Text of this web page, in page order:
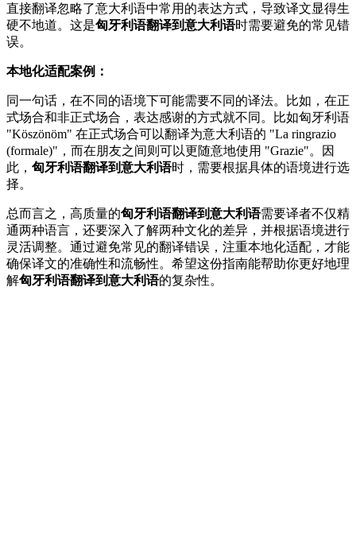
直接翻译忽略了意大利语中常用的表达方式，导致译文显得生
硬不地道。这是匈牙利语翻译到意大利语时需要避免的常见错
误。
本地化适配案例：
同一句话，在不同的语境下可能需要不同的译法。比如，在正
式场合和非正式场合，表达感谢的方式就不同。比如匈牙利语
"Köszönöm" 在正式场合可以翻译为意大利语的 "La ringrazio
(formale)"，而在朋友之间则可以更随意地使用 "Grazie"。因
此， 匈牙利语翻译到意大利语时，需要根据具体的语境进行选
择。
总而言之，高质量的匈牙利语翻译到意大利语需要译者不仅精
通两种语言，还要深入了解两种文化的差异，并根据语境进行
灵活调整。通过避免常见的翻译错误，注重本地化适配，才能
确保译文的准确性和流畅性。希望这份指南能帮助你更好地理
解匈牙利语翻译到意大利语的复杂性。